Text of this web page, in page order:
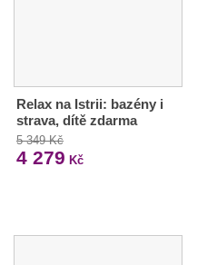
Relax na Istrii: bazény i
strava, dítě zdarma
5 349 Kč
4 279 Kč